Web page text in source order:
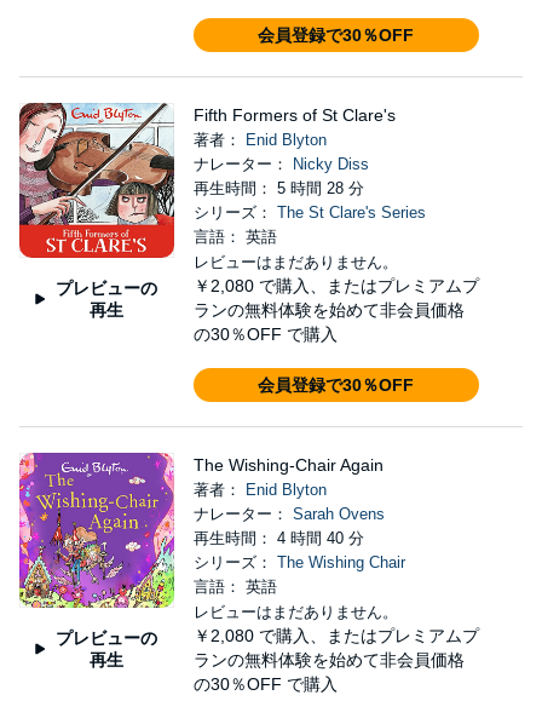
会員登録で30％OFF
プレビューの
再生
Fifth Formers of St Clare's
著者：
Enid Blyton
ナレーター：
Nicky Diss
再生時間： 5 時間 28 分
シリーズ： The St Clare's Series
言語： 英語
レビューはまだありません。
￥2,080 で購入、またはプレミアムプ
ランの無料体験を始めて非会員価格
の30％OFF で購入
会員登録で30％OFF
プレビューの
再生
The Wishing-Chair Again
著者：
Enid Blyton
ナレーター： Sarah Ovens
再生時間： 4 時間 40 分
シリーズ： The Wishing Chair
言語： 英語
レビューはまだありません。
￥2,080 で購入、またはプレミアムプ
ランの無料体験を始めて非会員価格
の30％OFF で購入